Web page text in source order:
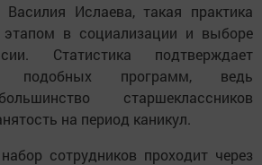
Ислаева, такая практика
в социализации и выборе
Статистика подтверждает
подобных программ, ведь
старшеклассников
на период каникул.
сотрудников проходит через